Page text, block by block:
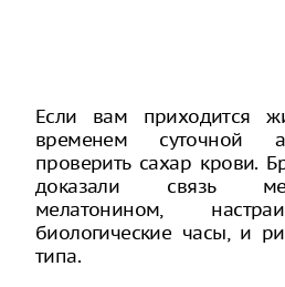
Если вам приходится
временем суточной
проверить сахар крови.
доказали связь
мелатонином,
биологические часы, и
типа.